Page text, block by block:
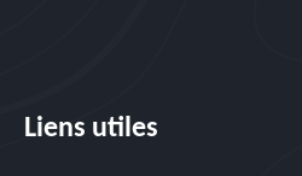
Liens utiles